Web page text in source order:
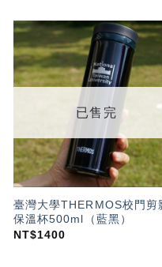
加
「
望
已售完
臺灣大學THERMOS校門剪
保溫杯500ml（藍黑）
NT$1400